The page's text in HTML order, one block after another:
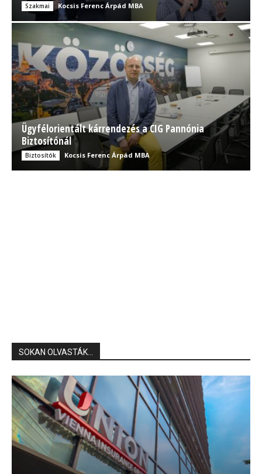
Szakmai Kocsis Ferenc Árpád MBA
Ügyfélorientált kárrendezés a CIG Pannónia
Biztosítónál
Biztosítók Kocsis Ferenc Árpád MBA
SOKAN OLVASTÁK...